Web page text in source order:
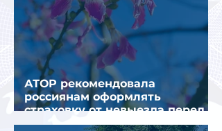
АТОР рекомендовала
россиянам оформлять
страховку от невыезда перед
поездкой в Грецию